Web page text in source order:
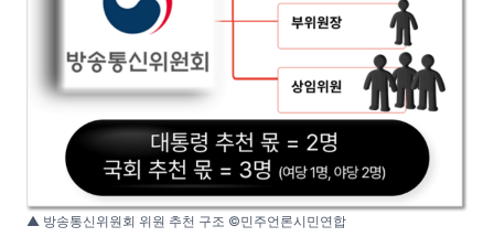
▲ 방송통신위원회 위원 추천 구조 ©민주언론시민연합